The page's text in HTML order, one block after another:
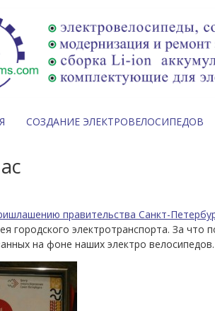
СОЗДАНИЕ ЭЛЕКТРОВЕЛОСИПЕДОВ
правительства Санкт-
городского электротранспорта. За
на фоне наших электро велосипедов.